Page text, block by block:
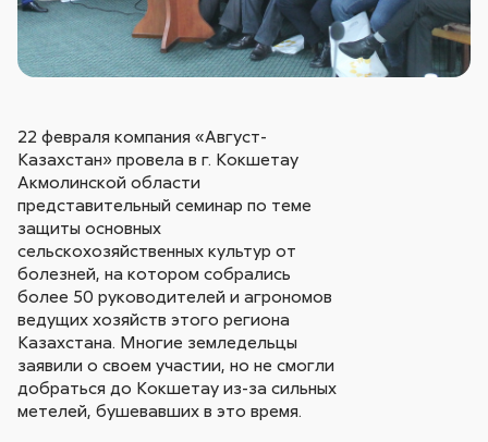
22 февраля компания «Август-
Казахстан» провела в г. Кокшетау
Акмолинской области
представительный семинар по теме
защиты основных
сельскохозяйственных культур от
болезней, на котором собрались
более 50 руководителей и агрономов
ведущих хозяйств этого региона
Казахстана. Многие земледельцы
заявили о своем участии, но не смогли
добраться до Кокшетау из-за сильных
метелей, бушевавших в это время.